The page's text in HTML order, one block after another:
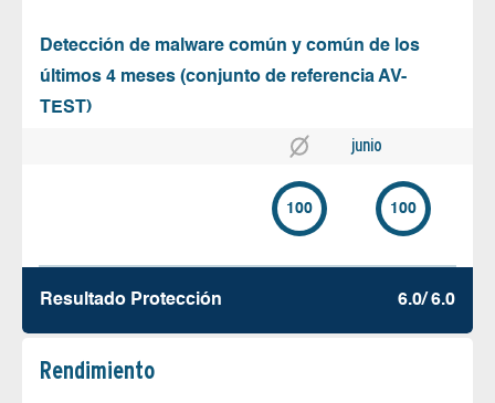
Detección de malware común y común de los
últimos 4 meses (conjunto de referencia AV-
TEST)
junio
100 100
Resultado Protección 6.0/ 6.0
Rendimiento